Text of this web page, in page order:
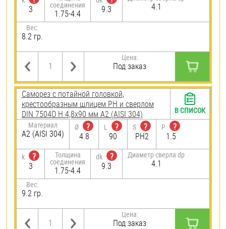
3
соединения
1.75-4.4
9.3
4.1
Вес:
8.2 гр.
Цена:
Под заказ
Саморез с потайной головкой,
крестообразным шлицем PH и сверлом
DIN 7504O H 4,8х90 мм А2 (AISI 304)
Материал
А2 (AISI 304)
Ø
?
4.8
L
?
90
S
?
PH2
P
?
1.5
k
?
3
Толщина
соединения
1.75-4.4
dk
?
9.3
Диаметр сверла dp
4.1
Вес:
9.2 гр.
Цена:
Под заказ
В СПИСОК